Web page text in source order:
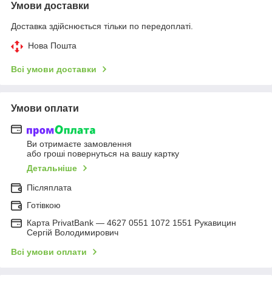
Умови доставки
Доставка здійснюється тільки по передоплаті.
Нова Пошта
Всі умови доставки
Умови оплати
Ви отримаєте замовлення
або гроші повернуться на вашу картку
Детальніше
Післяплата
Готівкою
Карта PrivatBank — 4627 0551 1072 1551 Рукавицин
Сергій Володимирович
Всі умови оплати